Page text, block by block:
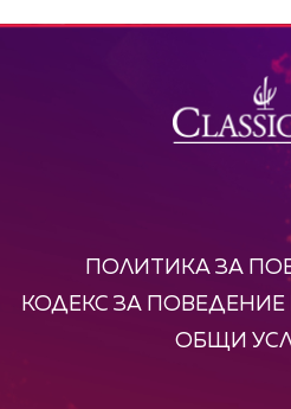
ПОЛИТИКА ЗА
КОДЕКС ЗА
ОБЩИ